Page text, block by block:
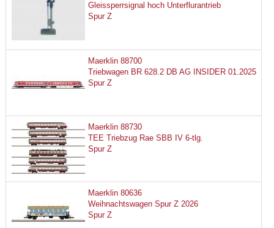
Gleissperrsignal hoch Unterflurantrieb
Spur Z
Maerklin 88700
Triebwagen BR 628.2 DB AG INSIDER 01.2025
Spur Z
Maerklin 88730
TEE Triebzug Rae SBB IV 6-tlg.
Spur Z
Maerklin 80636
Weihnachtswagen Spur Z 2026
Spur Z